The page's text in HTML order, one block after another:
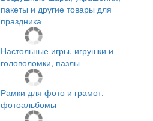
пакеты и другие товары для
праздника
Настольные игры, игрушки и
головоломки, пазлы
Рамки для фото и грамот,
фотоальбомы